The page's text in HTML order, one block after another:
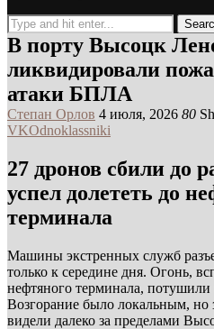
В порту Высоцк
ликвидировали
атаки БПЛА
Степан Орлов 4 июля, 2026 80
VKOdnoklassniki
27 дронов сбили до
успел долететь до
терминала
Машины экстренных служб
только к середине дня. Огонь,
нефтяного терминала, потушили
Возгорание было локальным,
видели далеко за пределами